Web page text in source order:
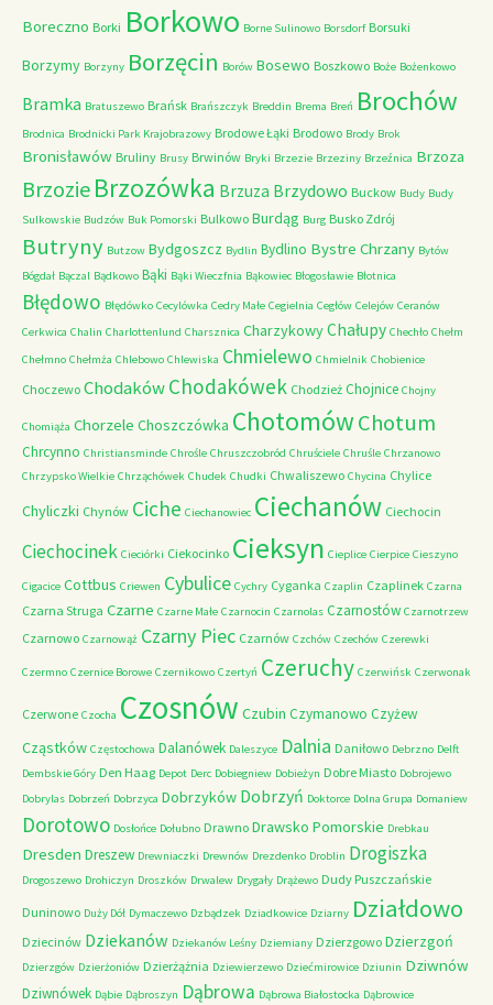
Boreczno Borki Borkowo Borne Sulinowo Borsdorf Borsuki
Borzymy Borzyny Borzęcin Borów Bosewo Boszkowo Boże Bożenkowo
Bramka Bratuszewo Brańsk Brańszczyk Breddin Brema Breń Brochów
Brodnica Brodnicki Park Krajobrazowy Brodowe Łąki Brodowo Brody Brok
Bronisławów Bruliny Brusy Brwinów Bryki Brzezie Brzeziny Brzeźnica Brzoza
Brzozie Brzozówka Brzuza Brzydowo Buckow Budy Budy
Sulkowskie Budzów Buk Pomorski Bulkowo Burdąg Burg Busko Zdrój
Butryny Butzow Bydgoszcz Bydlin Bydlino Bystre Chrzany Bytów
Bógdał Bączal Bądkowo Bąki Bąki Wieczfnia Bąkowiec Błogosławie Błotnica
Błędowo Błędówko Cecylówka Cedry Małe Cegielnia Cegłów Celejów Ceranów
Cerkwica Chalin Charlottenlund Charsznica CharzykowyChałupy Chechło Chełm
Chełmno Chełmża Chlebowo Chlewiska Chmielewo Chmielnik Chobienice
Choczewo ChodakówChodakówek Chodzież Chojnice Chojny
Chomiąża Chorzele Choszczówka ChotomówChotum
Chrcynno Christiansminde Chrośle Chruszczobród Chruściele Chruśle Chrzanowo
Chrzypsko Wielkie Chrząchówek Chudek Chudki Chwaliszewo Chycina Chylice
Chyliczki Chynów Ciche Ciechanowiec Ciechanów Ciechocin
Ciechocinek Cieciórki Ciekocinko Cieksyn Cieplice Cierpice Cieszyno
Cigacice Cottbus Criewen Cybulice Cychry Cyganka Czaplin Czaplinek Czarna
Czarna Struga Czarne Czarne Małe Czarnocin Czarnolas Czarnostów Czarnotrzew
Czarnowo Czarnowąż Czarny Piec Czarnów Czchów Czechów Czerewki
Czermno Czernice Borowe Czernikowo Czertyń Czeruchy Czerwińsk Czerwonak
Czerwone Czocha Czosnów Czubin Czymanowo Czyżew
Cząstków Częstochowa Dalanówek Daleszyce Dalnia Daniłowo Debrzno Delft
Dembskie Góry Den Haag Depot Derc Dobiegniew Dobieżyn Dobre Miasto Dobrojewo
Dobrylas Dobrzeń Dobrzyca Dobrzyków Dobrzyń Doktorce Dolna Grupa Domaniew
Dorotowo Dosłońce Dołubno Drawno Drawsko Pomorskie Drebkau
Dresden Dreszew Drewniaczki Drewnów Drezdenko Droblin Drogiszka
Drogoszewo Drohiczyn Droszków Drwalew Drygały Drążewo Dudy Puszczańskie
Duninowo Duży Dół Dymaczewo Dzbądzek Dziadkowice Dziarny Działdowo
Dziecinów Dziekanów Dziekanów Leśny Dziemiany Dzierzgowo Dzierzgoń
Dzierzgów Dzierżoniów Dzierżążnia Dziewierzewo Dziećmirowice Dziunin Dziwnów
Dziwnówek Dąbie Dąbroszyn Dąbrowa Dąbrowa Białostocka Dąbrowice